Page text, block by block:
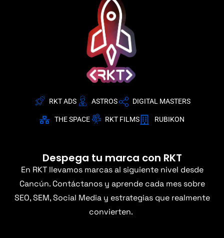
RKT ADS ASTROS DIGITAL MASTERS
THE SPACE RKT FILMS RUBIKON
Despega tu marca con RKT
En RKT llevamos marcas al siguiente nivel desde
Cancún. Contáctanos y aprende cada mes sobre
SEO, SEM, Social Media y estrategias que realmente
convierten.